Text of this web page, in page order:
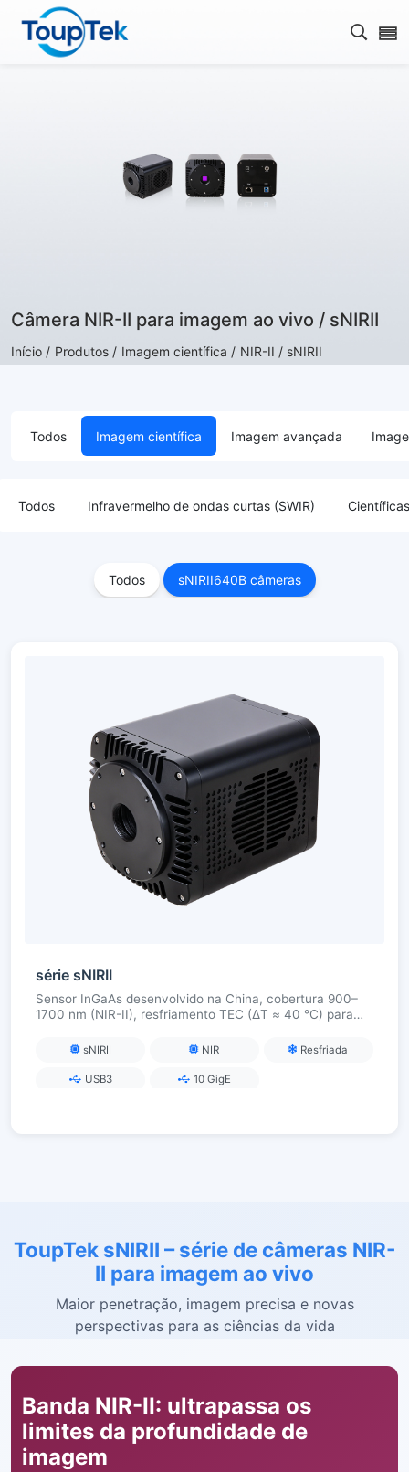
Abrir
Câmera NIR-II para imagem ao vivo / sNIRII
Início / Produtos / Imagem científica / NIR-II / sNIRII
Todos Imagem científica Imagem avançada
Todos Infravermelho de ondas curtas (SWIR)
Todos sNIRII640B câmeras
série sNIRII
Sensor InGaAs desenvolvido na China, cobertura 900–
1700 nm (NIR-II), resfriamento TEC (ΔT ≈ 40 °C) para
imagens ao vivo, fluorescência e análise de materiais em
sNIRII NIR Resfriada
USB3 10 GigE
ToupTek sNIRII – série de câmeras NIR-
II para imagem ao vivo
Maior penetração, imagem precisa e novas
perspectivas para as ciências da vida
Banda NIR-II: ultrapassa os
limites da profundidade de
imagem